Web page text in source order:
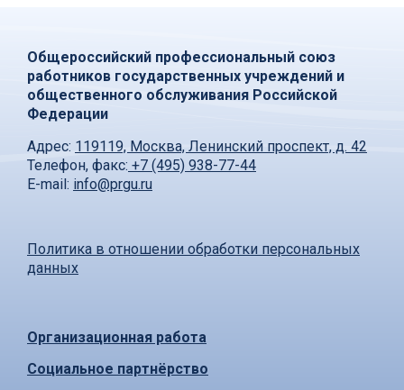
Общероссийский профессиональный союз
работников государственных учреждений и
общественного обслуживания Российской
Федерации
Адрес: 119119, Москва, Ленинский проспект, д. 42
Телефон, факс: +7 (495) 938-77-44
E-mail: info@prgu.ru
Политика в отношении обработки персональных
данных
Организационная работа
Социальное партнёрство